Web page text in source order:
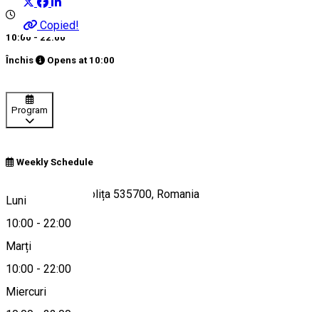
Copied!
10:00 - 22:00
Închis Opens at 10:00
Program
Weekly Schedule
Luni
10:00 - 22:00
Marți
10:00 - 22:00
Miercuri
Strada Vilelor, Toplița 535700, Romania
Hartă